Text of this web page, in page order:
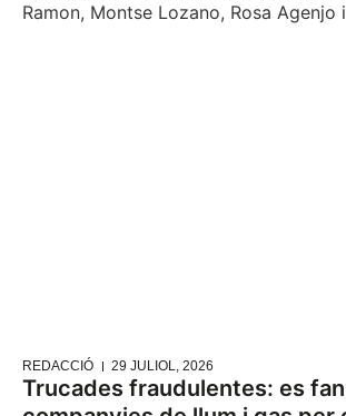
Ramon, Montse Lozano, Rosa Agenjo
REDACCIÓ 29 JULIOL, 2026
Trucades fraudulentes: es